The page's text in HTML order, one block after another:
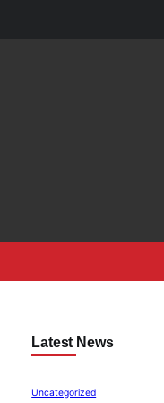
Latest News
Uncategorized